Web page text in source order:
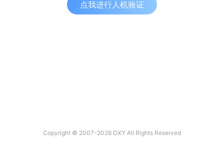
点我进行人机验证
Copyright © 2007-2026 DXY All Rights Reserved